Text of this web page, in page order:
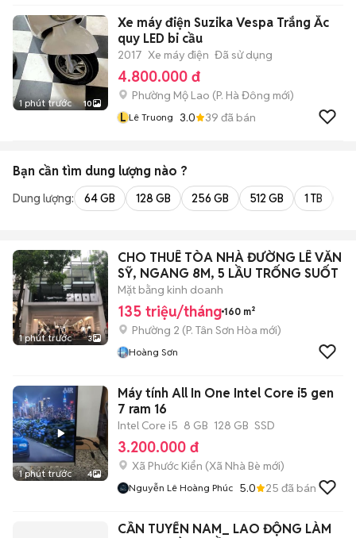
1 phút trước 10
Xe máy điện Suzika Vespa Trắng Ắc
quy LED bi cầu
2017 Xe máy điện Đã sử dụng
4.800.000 đ
Phường Mộ Lao (P. Hà Đông mới)
L Lê Truong 3.0 39 đã bán
Bạn cần tìm dung lượng nào ?
Dung lượng: 64 GB 128 GB 256 GB 512 GB 1 TB
1 phút trước 3
CHO THUÊ TÒA NHÀ ĐƯỜNG LÊ VĂN
SỸ, NGANG 8M, 5 LẦU TRỐNG SUỐT
Mặt bằng kinh doanh
135 triệu/tháng 160 m²
Phường 2 (P. Tân Sơn Hòa mới)
Hoàng Sơn
1 phút trước 4
Máy tính All In One Intel Core i5 gen
7 ram 16
Intel Core i5 8 GB 128 GB SSD
3.200.000 đ
Xã Phước Kiển (Xã Nhà Bè mới)
Nguyễn Lê Hoàng Phúc 5.0 25 đã bán
CẦN TUYỂN NAM_ LAO ĐỘNG LÀM